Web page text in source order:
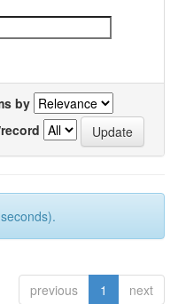
by
previous 1 next